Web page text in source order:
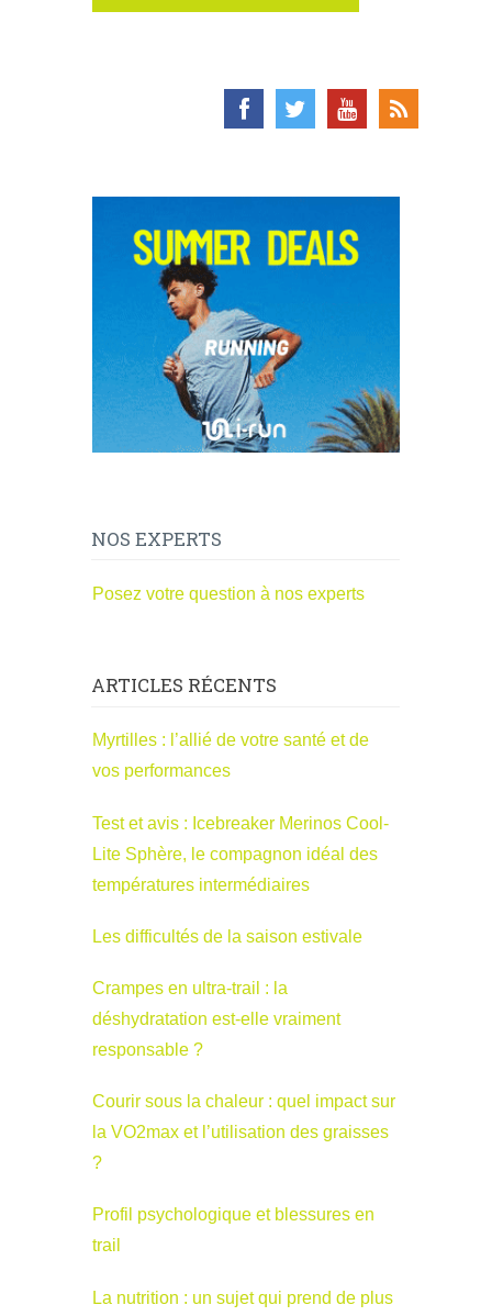
NOS EXPERTS
Posez votre question à nos experts
ARTICLES RÉCENTS
Myrtilles : l’allié de votre santé et de
vos performances
Test et avis : Icebreaker Merinos Cool-
Lite Sphère, le compagnon idéal des
températures intermédiaires
Les difficultés de la saison estivale
Crampes en ultra-trail : la
déshydratation est-elle vraiment
responsable ?
Courir sous la chaleur : quel impact sur
la VO2max et l’utilisation des graisses
?
Profil psychologique et blessures en
trail
La nutrition : un sujet qui prend de plus